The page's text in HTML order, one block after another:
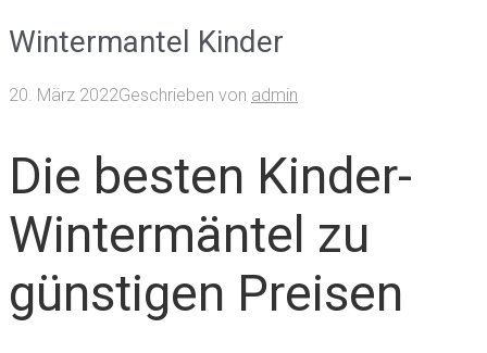
Wintermantel Kinder
20. März 2022Geschrieben von admin
Die besten Kinder-
Wintermäntel zu
günstigen Preisen